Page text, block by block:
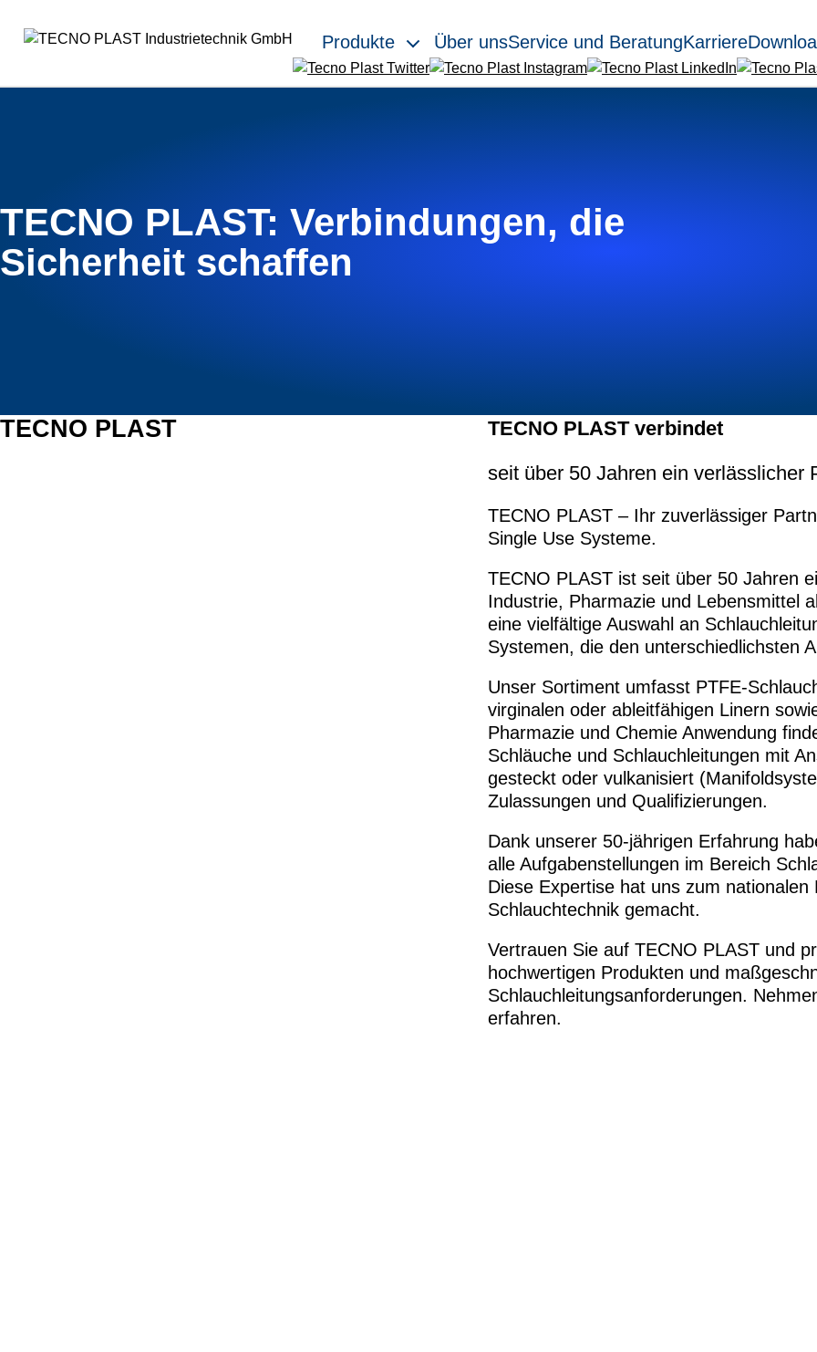
Produkte Über unsService und BeratungKarriere
TECNO PLAST: Verbindungen, die
Sicherheit schaffen
TECNO PLAST
TECNO PLAST verbindet
seit über 50 Jahren ein verlässlicher
TECNO PLAST – Ihr zuverlässiger
Single Use Systeme.
TECNO PLAST ist seit über 50 Jahren
Industrie, Pharmazie und Lebensmittel
eine vielfältige Auswahl an
Systemen, die den unterschiedlichsten
Unser Sortiment umfasst PTFE-
virginalen oder ableitfähigen Linern
Pharmazie und Chemie Anwendung
Schläuche und Schlauchleitungen mit
gesteckt oder vulkanisiert
Zulassungen und Qualifizierungen.
Dank unserer 50-jährigen Erfahrung
alle Aufgabenstellungen im Bereich
Diese Expertise hat uns zum
Schlauchtechnik gemacht.
Vertrauen Sie auf TECNO PLAST und
hochwertigen Produkten und
Schlauchleitungsanforderungen.
erfahren.